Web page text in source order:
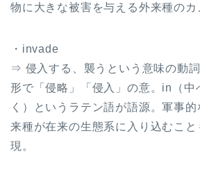
物に大きな被害を与える外来種のカ
・invade
⇒ 侵入する、襲うという意味の動
形で「侵略」「侵入」の意。in（中
く）というラテン語が語源。軍事
来種が在来の生態系に入り込むこ
現。